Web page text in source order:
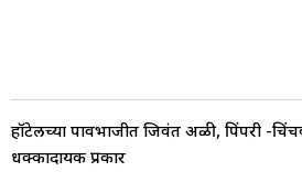
हॉटेलच्या पावभाजीत जिवंत अळी, पिंपरी -
धक्कादायक प्रकार